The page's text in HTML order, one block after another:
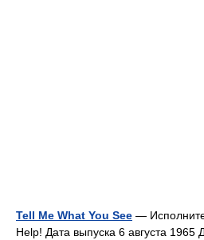
Tell Me What You See —
Help! Дата выпуска 6 августа